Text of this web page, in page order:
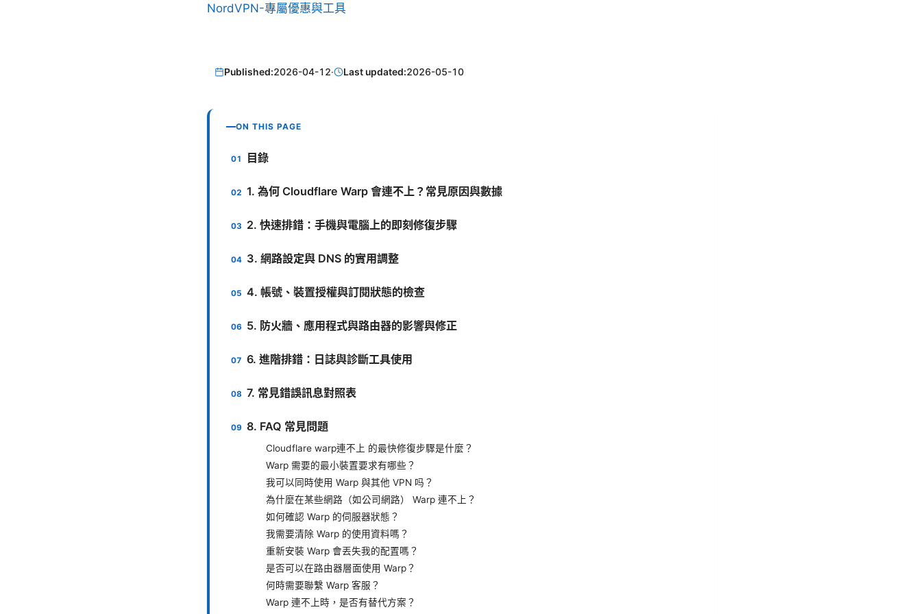
NordVPN-專屬優惠與工具
Published:2026-04-12· Last updated:2026-05-10
ON THIS PAGE
目錄
1. 為何 Cloudflare Warp 會連不上？常見原因與數據
2. 快速排錯：手機與電腦上的即刻修復步驟
3. 網路設定與 DNS 的實用調整
4. 帳號、裝置授權與訂閱狀態的檢查
5. 防火牆、應用程式與路由器的影響與修正
6. 進階排錯：日誌與診斷工具使用
7. 常見錯誤訊息對照表
8. FAQ 常見問題
Cloudflare warp連不上 的最快修復步驟是什麼？
Warp 需要的最小裝置要求有哪些？
我可以同時使用 Warp 與其他 VPN 吗？
為什麼在某些網路（如公司網路） Warp 連不上？
如何確認 Warp 的伺服器狀態？
我需要清除 Warp 的使用資料嗎？
重新安裝 Warp 會丟失我的配置嗎？
是否可以在路由器層面使用 Warp？
何時需要聯繫 Warp 客服？
Warp 連不上時，是否有替代方案？